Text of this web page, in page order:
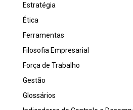
Estratégia
Ética
Ferramentas
Filosofia Empresarial
Força de Trabalho
Gestão
Glossários